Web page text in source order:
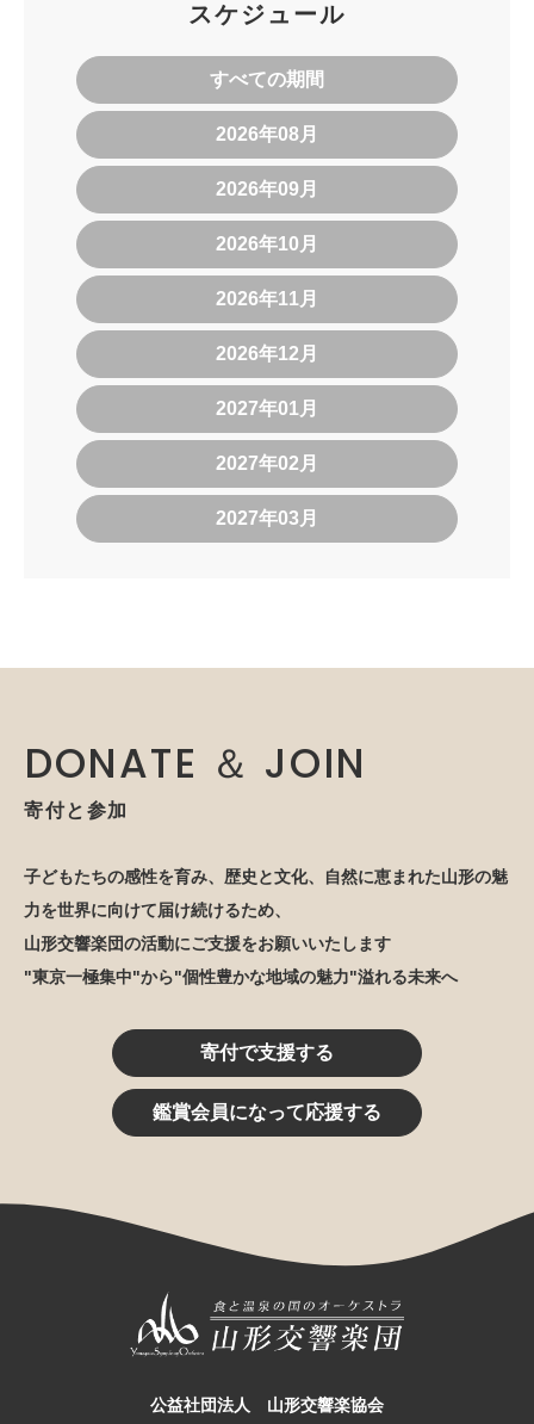
スケジュール
すべての期間
2026年08月
2026年09月
2026年10月
2026年11月
2026年12月
2027年01月
2027年02月
2027年03月
DONATE ＆ JOIN
寄付と参加
子どもたちの感性を育み、歴史と文化、自然に恵まれた山形の魅
力を世界に向けて届け続けるため、
山形交響楽団の活動にご支援をお願いいたします
"東京一極集中"から"個性豊かな地域の魅力"溢れる未来へ
寄付で支援する
鑑賞会員になって応援する
公益社団法人 山形交響楽協会